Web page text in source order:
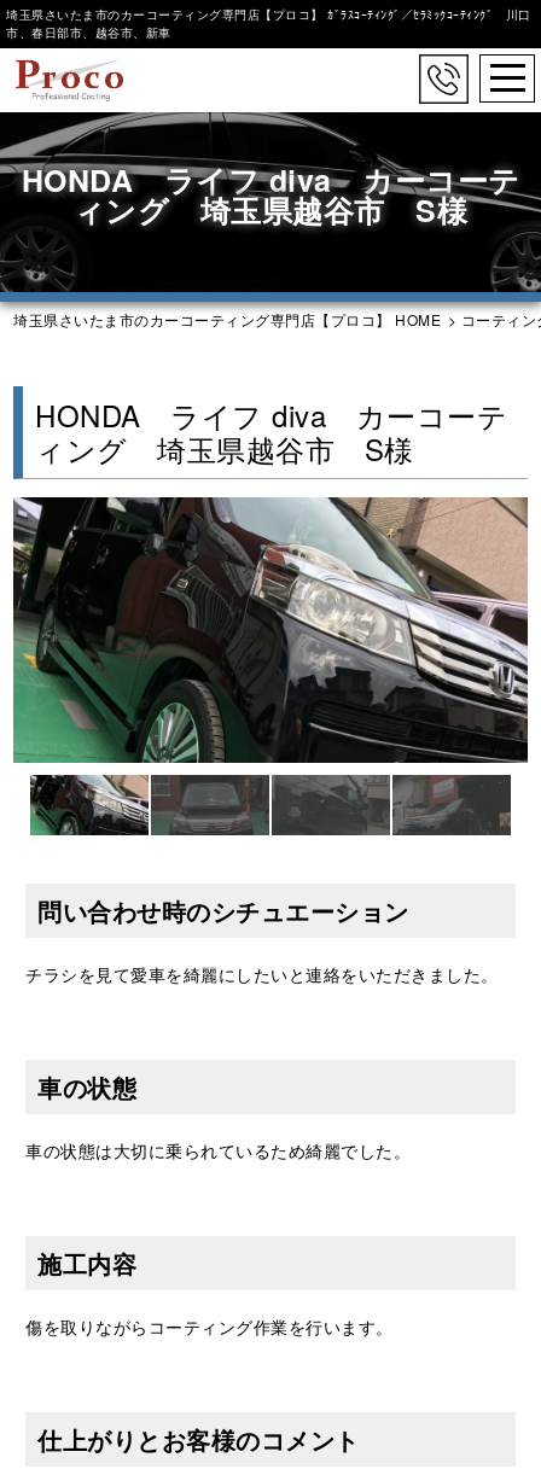
to
main
content
埼玉県さいたま市のカーコーティング専門店【プロコ】 ｶﾞﾗｽｺｰﾃｨﾝｸﾞ／ｾﾗﾐｯｸｺｰﾃｨﾝｸﾞ 川口
市、春日部市、越谷市、新車
HONDA ライフ diva カーコーテ
ィング 埼玉県越谷市 S様
埼玉県さいたま市のカーコーティング専門店【プロコ】 HOME > コーティン
HONDA ライフ diva カーコーテ
ィング 埼玉県越谷市 S様
問い合わせ時のシチュエーション
チラシを見て愛車を綺麗にしたいと連絡をいただきました。
車の状態
車の状態は大切に乗られているため綺麗でした。
施工内容
傷を取りながらコーティング作業を行います。
仕上がりとお客様のコメント